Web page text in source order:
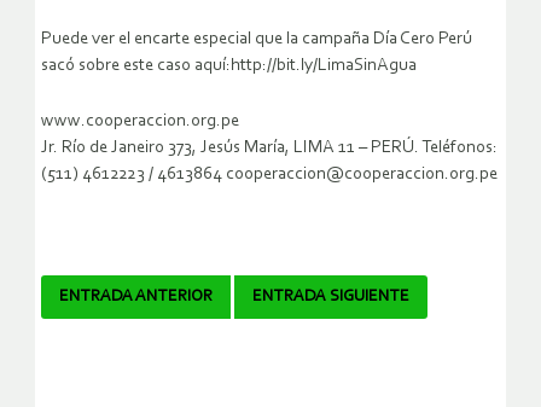
Puede ver el encarte especial que la campaña Día Cero Perú
sacó sobre este caso aquí:http://bit.ly/LimaSinAgua
www.cooperaccion.org.pe
Jr. Río de Janeiro 373, Jesús María, LIMA 11 – PERÚ. Teléfonos:
(511) 4612223 / 4613864 cooperaccion@cooperaccion.org.pe
Navegador
ENTRADA ANTERIOR ENTRADA SIGUIENTE